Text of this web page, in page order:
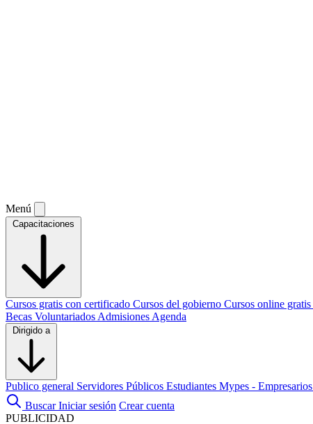
Menú
Capacitaciones
Cursos gratis con certificado Cursos del gobierno Cursos online gratis
Becas Voluntariados Admisiones Agenda
Dirigido a
Publico general Servidores Públicos Estudiantes Mypes - Empresarios
Buscar Iniciar sesión Crear cuenta
PUBLICIDAD